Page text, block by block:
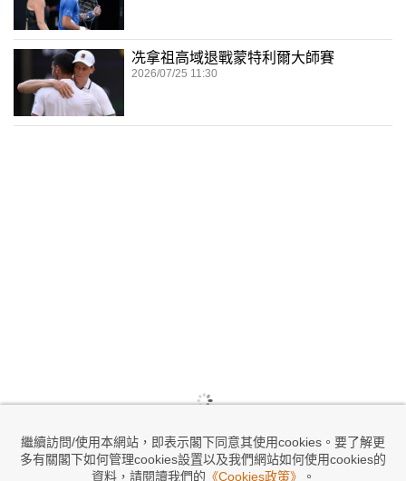
繼續訪問/使用本網站，即表示閣下同意其使用cookies。要了解更
多有關閣下如何管理cookies設置以及我們網站如何使用cookies的
資料，請閱讀我們的 《Cookies政策》 。
冼拿祖高域退戰蒙特利爾大師賽
2026/07/25 11:30